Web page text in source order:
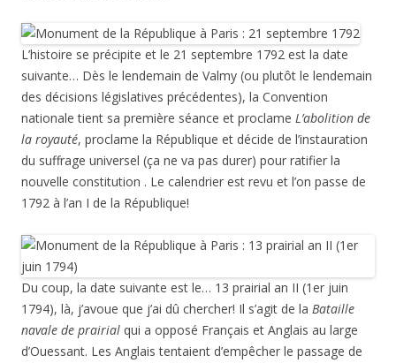
L’histoire se précipite et le 21 septembre 1792 est la date
suivante… Dès le lendemain de Valmy (ou plutôt le lendemain
des décisions législatives précédentes), la Convention
nationale tient sa première séance et proclame L’abolition de
la royauté, proclame la République et décide de l’instauration
du suffrage universel (ça ne va pas durer) pour ratifier la
nouvelle constitution . Le calendrier est revu et l’on passe de
1792 à l’an I de la République!
Du coup, la date suivante est le… 13 prairial an II (1er juin
1794), là, j’avoue que j’ai dû chercher! Il s’agit de la Bataille
navale de prairial qui a opposé Français et Anglais au large
d’Ouessant. Les Anglais tentaient d’empêcher le passage de